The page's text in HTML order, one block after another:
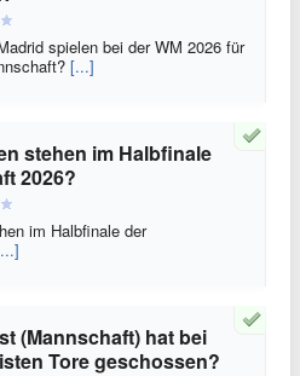
spielen bei der WM 2026 für
[...]
stehen im Halbfinale
2026?
im Halbfinale der
(Mannschaft) hat bei
Tore geschossen?